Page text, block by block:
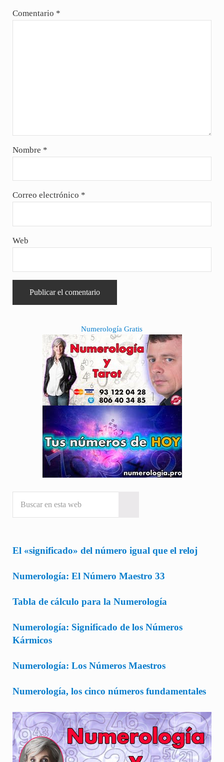
Comentario *
Nombre *
Correo electrónico *
Web
Sidebar Numerología Gratis
El «significado» del número igual que el reloj
Numerología: El Número Maestro 33
Tabla de cálculo para la Numerología
Numerología: Significado de los Números
Kármicos
Numerología: Los Números Maestros
Numerología, los cinco números fundamentales